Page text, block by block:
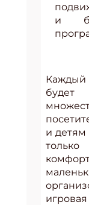
и
и детям